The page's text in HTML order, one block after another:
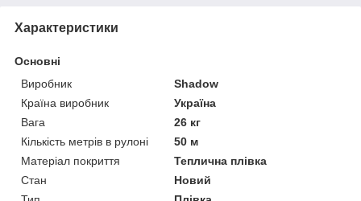
Характеристики
Основні
Виробник
Shadow
Країна виробник
Україна
Вага
26 кг
Кількість метрів в рулоні
50 м
Матеріал покриття
Теплична плівка
Стан
Новий